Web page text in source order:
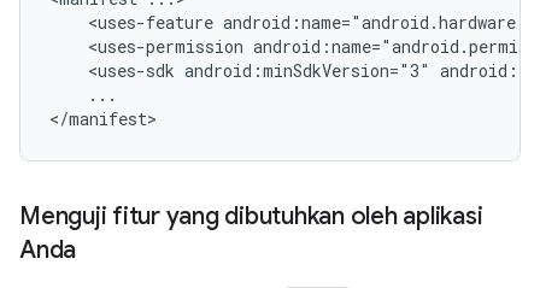
<uses-feature
<uses-permission
<uses-sdk android:minSdkVersion="3"
...
</manifest>
Menguji fitur yang dibutuhkan oleh aplikasi
Anda